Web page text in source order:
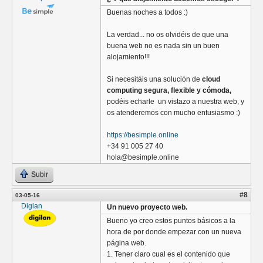
Buenas noches a todos :)
La verdad... no os olvidéis de que una
buena web no es nada sin un buen
alojamiento!!!
Si necesitáis una solución de cloud
computing segura, flexible y cómoda,
podéis echarle un vistazo a nuestra web, y
os atenderemos con mucho entusiasmo :)
https://besimple.online
+34 91 005 27 40
hola@besimple.online
Subir
03-05-16
#8
Diglan
Un nuevo proyecto web.
Bueno yo creo estos puntos básicos a la
hora de por donde empezar con un nueva
página web.
1. Tener claro cual es el contenido que